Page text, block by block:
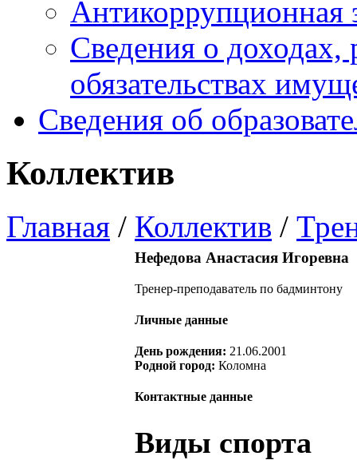
Антикоррупционная
Сведения о доходах,
обязательствах
Сведения об
Коллектив
Главная / Коллектив /
Нефедова Анастасия Игоревна
Тренер-преподаватель по бадминтону
Личные данные
День рождения: 21.06.2001
Родной город: Коломна
Контактные данные
Виды спорта